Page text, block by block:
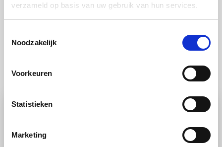
verzameld op basis van uw gebruik van hun services.
Noodzakelijk
Voorkeuren
Statistieken
Marketing
Ook lekker